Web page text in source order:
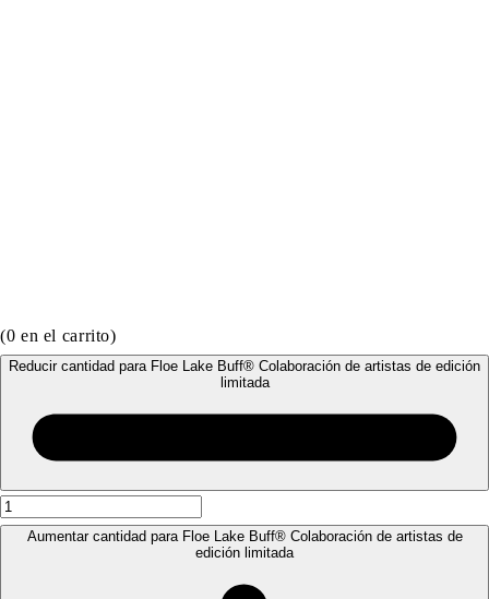
(0 en el carrito)
Reducir cantidad para Floe Lake Buff®️ Colaboración de artistas de edición
limitada
Aumentar cantidad para Floe Lake Buff®️ Colaboración de artistas de
edición limitada